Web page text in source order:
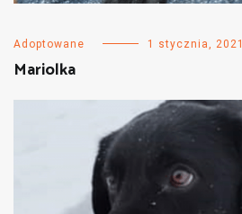
Adoptowane 1 stycznia, 2021
Mariolka